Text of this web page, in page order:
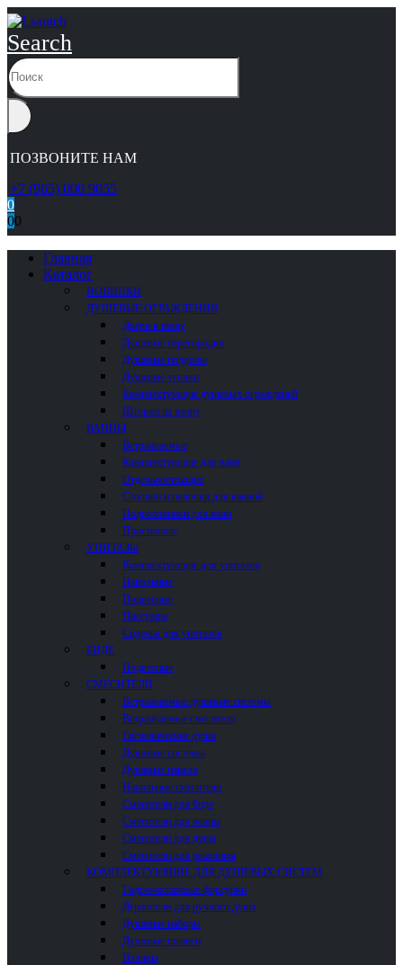
Search
ПОЗВОНИТЕ НАМ
+7 (965) 000 9055
0
00
Главная
Каталог
НОВИНКИ
ДУШЕВЫЕ ОГРАЖДЕНИЯ
Двери в нишу
Душевые перегородки
Душевые поддоны
Душевые уголки
Комплектующие душевых ограждений
Шторки на ванну
ВАННЫ
Встраиваемые
Комплектующие для ванн
Отдельностоящие
Столики и полочки для ванной
Подголовники для ванн
Пристенные
УНИТАЗЫ
Комплектующие для унитазов
Напольные
Подвесные
Писсуары
Сиденья для унитазов
БИДЕ
Подвесные
СМЕСИТЕЛИ
Встраиваемые душевые системы
Встраиваемые смесители
Гигиенические души
Душевые системы
Душевые панели
Напольные смесители
Смесители для биде
Смесители для ванны
Смесители для душа
Смесители для раковины
КОМПЛЕКТУЮЩИЕ ДЛЯ ДУШЕВЫХ СИСТЕМ
Гидромассажные форсунки
Держатели для ручного душа
Душевые наборы
Душевые шланги
Изливы